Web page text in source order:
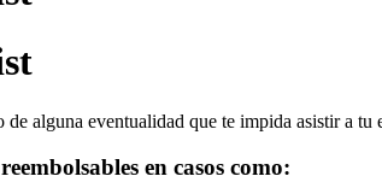
de alguna eventualidad que te impida asistir a tu
en casos como: